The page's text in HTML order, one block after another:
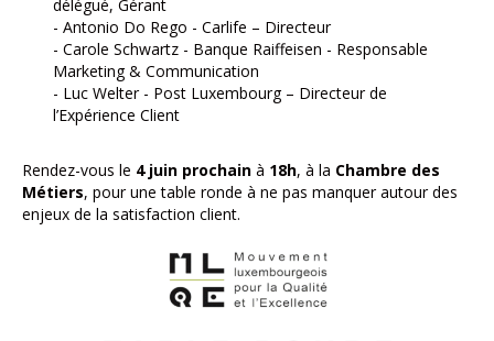
délégué, Gérant
- Antonio Do Rego - Carlife – Directeur
- Carole Schwartz - Banque Raiffeisen - Responsable
Marketing & Communication
- Luc Welter - Post Luxembourg – Directeur de
l’Expérience Client
Rendez-vous le 4 juin prochain à 18h, à la Chambre des
Métiers, pour une table ronde à ne pas manquer autour des
enjeux de la satisfaction client.